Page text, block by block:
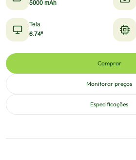
5000 mAh
Tela
6.74"
Comprar
Monitorar preços
Especificações